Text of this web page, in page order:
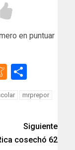
en puntuar
mrprepor
Siguiente
cosechó 62